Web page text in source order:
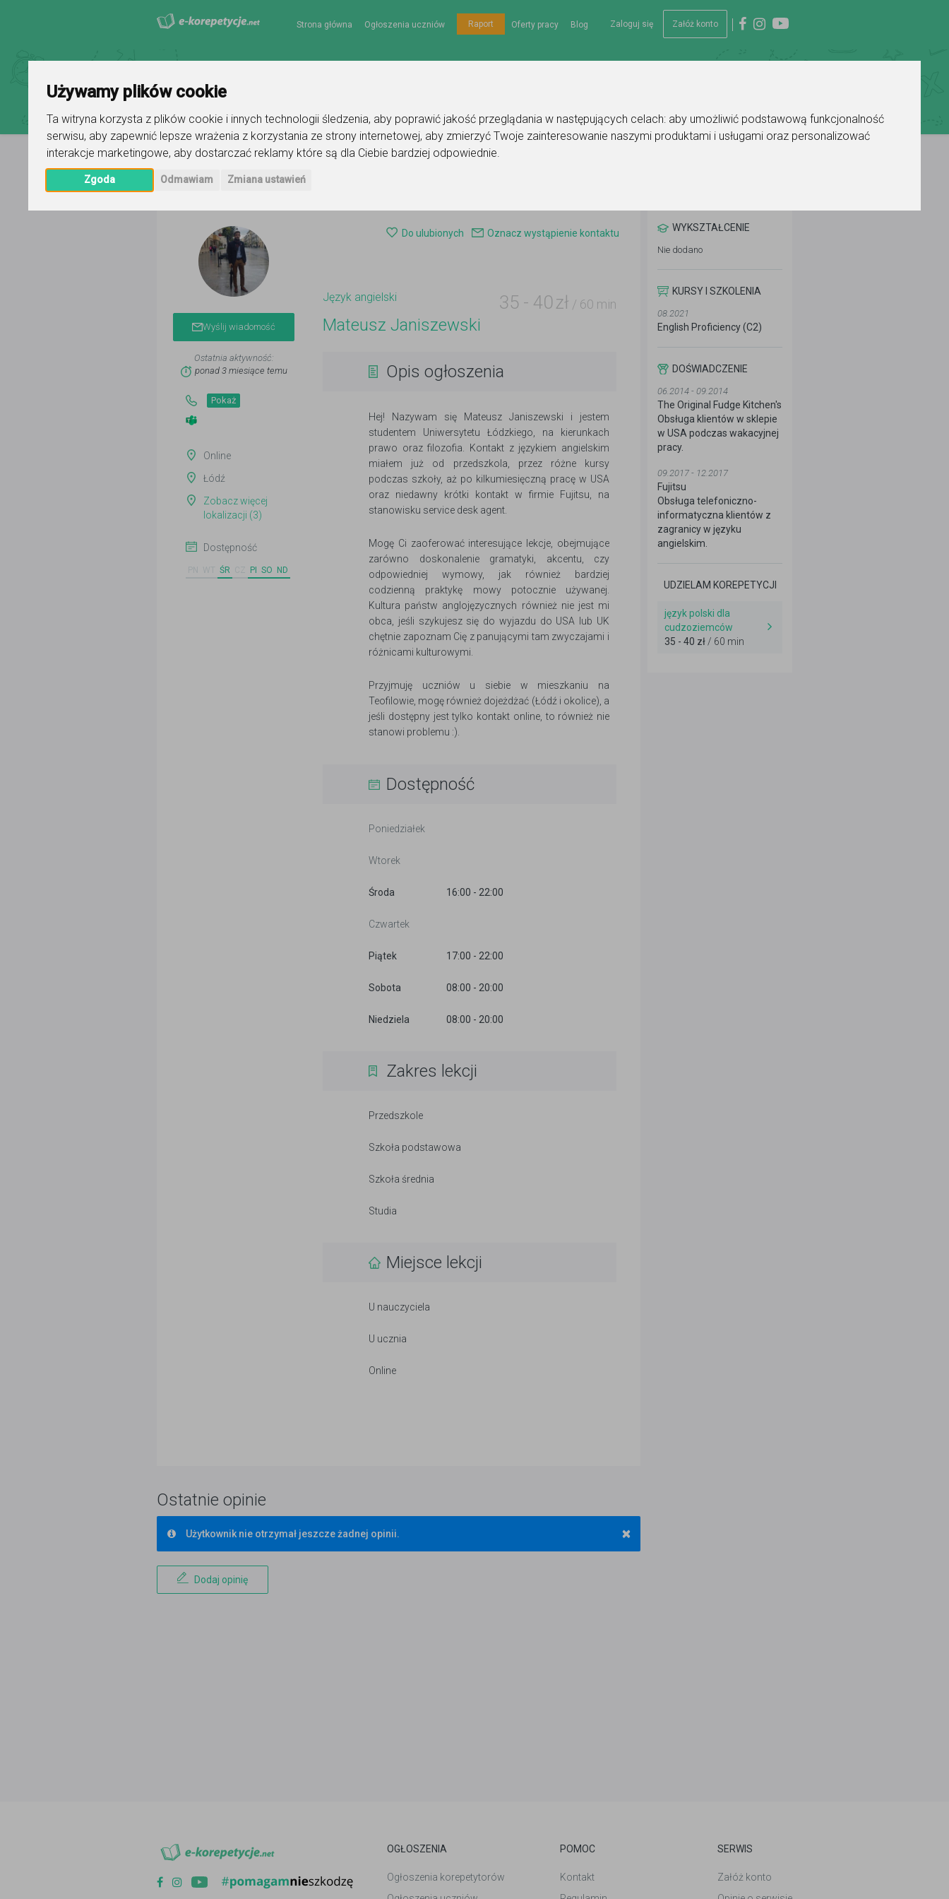
Używamy plików cookie
Ta witryna korzysta z plików cookie i innych technologii śledzenia, aby poprawić jakość przeglądania w następujących celach: aby umożliwić podstawową funkcjonalność
serwisu, aby zapewnić lepsze wrażenia z korzystania ze strony internetowej, aby zmierzyć Twoje zainteresowanie naszymi produktami i usługami oraz personalizować
interakcje marketingowe, aby dostarczać reklamy które są dla Ciebie bardziej odpowiednie.
Zgoda Odmawiam Zmiana ustawień
Zaloguj się Załóż konto
Strona główna Ogłoszenia uczniów Raport Oferty pracy Blog
Strona główna Mateusz Janiszewski
Do ulubionych Oznacz wystąpienie kontaktu
Wyślij wiadomość
Ostatnia aktywność:
ponad 3 miesiące temu
Pokaż
Online
Łódź
Zobacz więcej
lokalizacji (3)
Dostępność
ŚR PI SO ND
Język angielski 35 - 40 zł / 60 min
Mateusz Janiszewski
Opis ogłoszenia
Hej! Nazywam się Mateusz Janiszewski i jestem
studentem Uniwersytetu Łódzkiego, na kierunkach
prawo oraz filozofia. Kontakt z językiem angielskim
miałem już od przedszkola, przez różne kursy
podczas szkoły, aż po kilkumiesięczną pracę w USA
oraz niedawny krótki kontakt w firmie Fujitsu, na
stanowisku service desk agent.
Mogę Ci zaoferować interesujące lekcje, obejmujące
zarówno doskonalenie gramatyki, akcentu, czy
odpowiedniej wymowy, jak również bardziej
codzienną praktykę mowy potocznie używanej.
Kultura państw anglojęzycznych również nie jest mi
obca, jeśli szykujesz się do wyjazdu do USA lub UK
chętnie zapoznam Cię z panującymi tam zwyczajami i
różnicami kulturowymi.
Przyjmuję uczniów u siebie w mieszkaniu na
Teofilowie, mogę również dojeżdżać (Łódź i okolice), a
jeśli dostępny jest tylko kontakt online, to również nie
stanowi problemu :).
Dostępność
Poniedziałek
Wtorek
Środa 16:00 - 22:00
Czwartek
Piątek 17:00 - 22:00
Sobota 08:00 - 20:00
Niedziela 08:00 - 20:00
Zakres lekcji
Przedszkole
Szkoła podstawowa
Szkoła średnia
Studia
Miejsce lekcji
U nauczyciela
U ucznia
Online
WYKSZTAŁCENIE
Nie dodano
KURSY I SZKOLENIA
08.2021
English Proficiency (C2)
DOŚWIADCZENIE
06.2014 - 09.2014
The Original Fudge Kitchen's
Obsługa klientów w sklepie
w USA podczas wakacyjnej
pracy.
09.2017 - 12.2017
Fujitsu
Obsługa telefoniczno-
informatyczna klientów z
zagranicy w języku
angielskim.
UDZIELAM KOREPETYCJI
język polski dla
cudzoziemców
35 - 40 zł / 60 min
Ostatnie opinie
×
Użytkownik nie otrzymał jeszcze żadnej opinii.
Dodaj opinię
OGŁOSZENIA
Ogłoszenia korepetytorów
POMOC
Kontakt
SERWIS
Załóż konto